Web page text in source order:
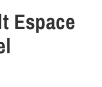
Espace